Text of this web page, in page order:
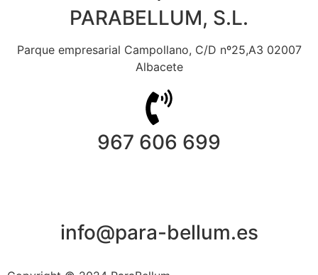
PARABELLUM, S.L.
Parque empresarial Campollano, C/D nº25,A3 02007
Albacete
967 606 699
info@para-bellum.es